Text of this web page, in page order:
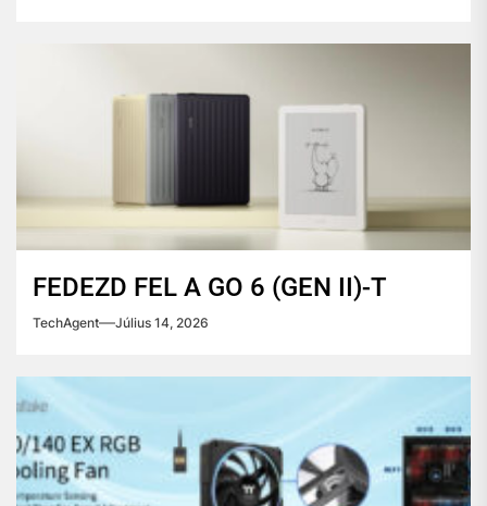
FEDEZD FEL A GO 6 (GEN II)-T
TechAgent Július 14, 2026